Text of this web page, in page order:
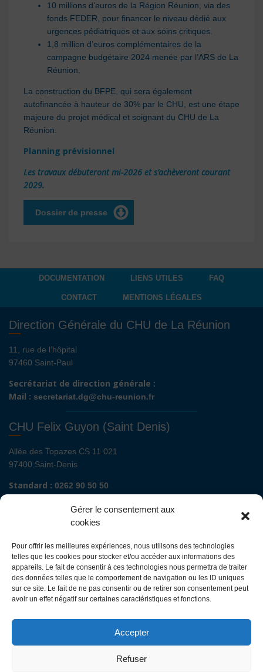
Gérer le consentement aux
cookies
Pour offrir les meilleures expériences, nous utilisons des technologies
telles que les cookies pour stocker et/ou accéder aux informations des
appareils. Le fait de consentir à ces technologies nous permettra de traiter
des données telles que le comportement de navigation ou les ID uniques
sur ce site. Le fait de ne pas consentir ou de retirer son consentement peut
avoir un effet négatif sur certaines caractéristiques et fonctions.
Accepter
Refuser
10 millions d’euros de la Région Réunion, via des
fonds FEDER, pour financer le niveau dédié aux
urgences pédiatriques et aux soins critiques.
1,8 million d’euros complémentaires de la
campagne budgétaire 2024 menée par l’ARS de La
Réunion.
La construction du BFPE, qui sera également
autofinancée à hauteur de 30% par le CHU, est une étape
majeure du projet médical et soignant du CHU de La
Réunion.
Planning prévisionnel
Les travaux débuteront mi-2026 et s’achèveront courant
2029.
Dossier de presse
DOCUMENTATION LIENS UTILES FAQ
CONTACT MENTIONS LÉGALES
Direction Générale du CHU de La Réunion
11, rue de l’hôpital
97460 Saint-Paul
Secrétariat de direction générale :
Mail : secretariat.dg@chu-reunion.fr
CHU Felix Guyon (Saint Denis)
Allée des Topazes CS 11 021
97400 Saint-Denis
Standard : 0262 90 50 50
Renseignements admissions :
Secrétariat de direction de site :
direction.fguyon@chu-reunion.fr
CHU de La Réunion sites Sud (Saint-Pierre
- St Joseph - Le Tampon - St Louis - Cilaos)
Avenue François Mitterrand
BP 350
97448 Saint-Pierre Cedex
Secrétariat de direction des sites :